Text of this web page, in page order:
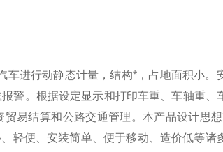
进行动静态计量，结构*，占地面积小。
警。根据设定显示和打印车重、车轴重、
易结算和公路交通管理。本产品设计思
轻便、安装简单、便于移动、造价低等诸